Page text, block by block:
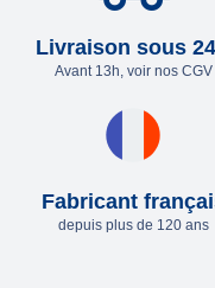
Livraison sous
Avant 13h, voir nos CGV
Fabricant
depuis plus de 120 ans